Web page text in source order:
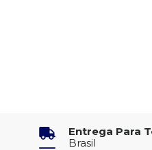
Entrega Para
Brasil